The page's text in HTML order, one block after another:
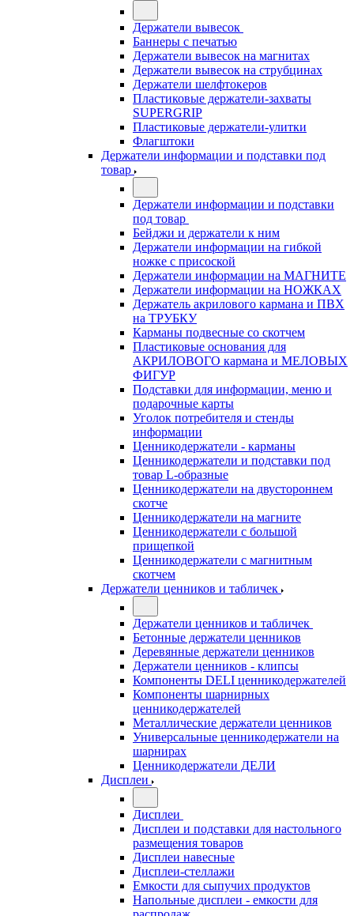
Держатели вывесок
Баннеры с печатью
Держатели вывесок на магнитах
Держатели вывесок на струбцинах
Держатели шелфтокеров
Пластиковые держатели-захваты
SUPERGRIP
Пластиковые держатели-улитки
Флагштоки
Держатели информации и подставки под
товар
Держатели информации и подставки
под товар
Бейджи и держатели к ним
Держатели информации на гибкой
ножке с присоской
Держатели информации на МАГНИТЕ
Держатели информации на НОЖКАХ
Держатель акрилового кармана и ПВХ
на ТРУБКУ
Карманы подвесные со скотчем
Пластиковые основания для
АКРИЛОВОГО кармана и МЕЛОВЫХ
ФИГУР
Подставки для информации, меню и
подарочные карты
Уголок потребителя и стенды
информации
Ценникодержатели - карманы
Ценникодержатели и подставки под
товар L-образные
Ценникодержатели на двустороннем
скотче
Ценникодержатели на магните
Ценникодержатели с большой
прищепкой
Ценникодержатели с магнитным
скотчем
Держатели ценников и табличек
Держатели ценников и табличек
Бетонные держатели ценников
Деревянные держатели ценников
Держатели ценников - клипсы
Компоненты DELI ценникодержателей
Компоненты шарнирных
ценникодержателей
Металлические держатели ценников
Универсальные ценникодержатели на
шарнирах
Ценникодержатели ДЕЛИ
Дисплеи
Дисплеи
Дисплеи и подставки для настольного
размещения товаров
Дисплеи навесные
Дисплеи-стеллажи
Емкости для сыпучих продуктов
Напольные дисплеи - емкости для